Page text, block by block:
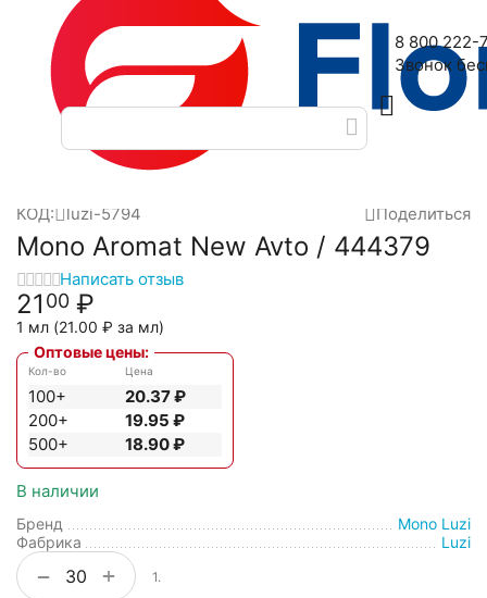
Наш адрес: 2-я Дубровская улица, 6
8 800 222-
Звонок
КОД: luzi-5794 Поделиться
Mono Aromat New Avto / 444379
Написать отзыв
21 00 ₽
1 мл (21.00 ₽ за мл)
Оптовые цены:
Кол-во
100+
200+
500+
Цена
20.37₽
19.95 ₽
18.90₽
В наличии
Бренд
Mono Luzi
Фабрика
Luzi
+
− 1.